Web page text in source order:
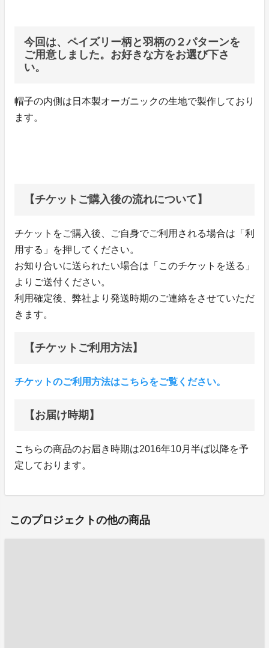
今回は、ペイズリー柄と羽柄の２パターンを
ご用意しました。お好きな方をお選び下さ
い。
帽子の内側は日本製オーガニックの生地で製作しており
ます。
【チケットご購入後の流れについて】
チケットをご購入後、ご自身でご利用される場合は「利
用する」を押してください。
お知り合いに送られたい場合は「このチケットを送る」
よりご送付ください。
利用確定後、弊社より発送時期のご連絡をさせていただ
きます。
【チケットご利用方法】
チケットのご利用方法はこちらをご覧ください。
【お届け時期】
こちらの商品のお届き時期は2016年10月半ば以降を予
定しております。
このプロジェクトの他の商品